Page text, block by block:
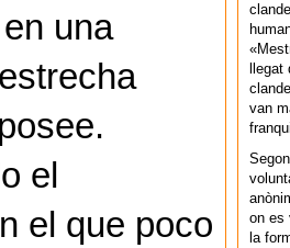
una
el
el que poco
van
on es
la